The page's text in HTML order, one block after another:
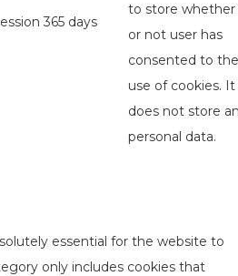
365 days
to store whether
or not user has
consented to the
use of cookies. It
does not store
personal data.
essential for the website to
only includes cookies that